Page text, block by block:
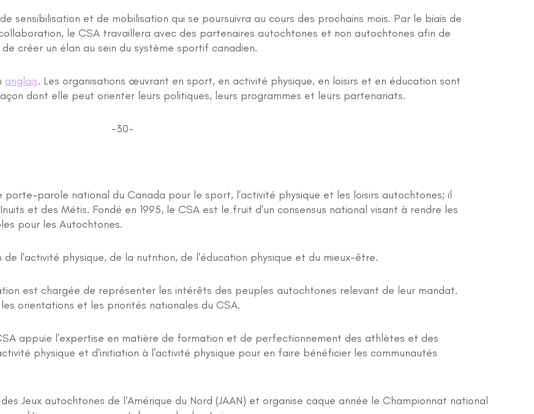
sensibilisation et de mobilisation qui se poursuivra au cours des prochains mois. Par le biais de
le CSA travaillera avec des partenaires autochtones et non autochtones afin de
créer un élan au sein du système sportif canadien.
anglais. Les organisations œuvrant en sport, en activité physique, en loisirs et en éducation sont
dont elle peut orienter leurs politiques, leurs programmes et leurs partenariats.
-30-
parole national du Canada pour le sport, l'activité physique et les loisirs autochtones; il
et des Métis. Fondé en 1995, le CSA est le fruit d'un consensus national visant à rendre les
pour les Autochtones.
l'activité physique, de la nutrition, de l'éducation physique et du mieux-être.
est chargée de représenter les intérêts des peuples autochtones relevant de leur mandat.
orientations et les priorités nationales du CSA.
appuie l'expertise en matière de formation et de perfectionnement des athlètes et des
physique et d'initiation à l'activité physique pour en faire bénéficier les communautés
Jeux autochtones de l'Amérique du Nord (JAAN) et organise caque année le Championnat national